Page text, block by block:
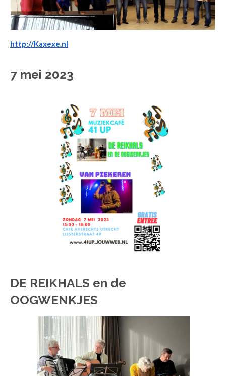
http://Kaxexe.nl
7 mei 2023
DE REIKHALS en de
OOGWENKJES